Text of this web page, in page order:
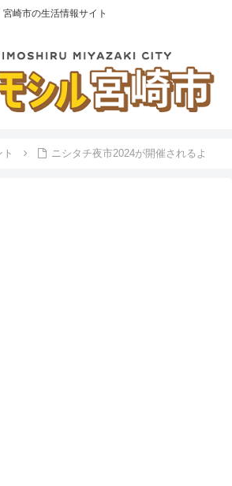
宮崎市の生活情報サイト
ニシタチ夜市2024が開催されるよ